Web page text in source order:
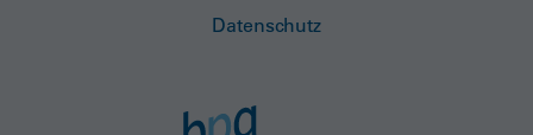
Datenschutz